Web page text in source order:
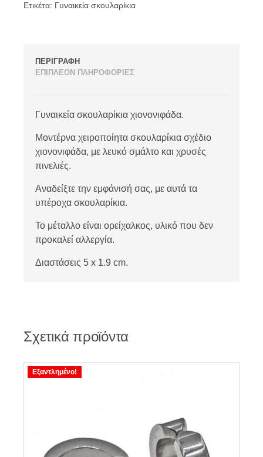
Ετικέτα: Γυναικεία σκουλαρίκια
ΠΕΡΙΓΡΑΦΗ
ΕΠΙΠΛΕΟΝ ΠΛΗΡΟΦΟΡΙΕΣ
Γυναικεία σκουλαρίκια χιονονιφάδα.
Μοντέρνα χειροποίητα σκουλαρίκια σχέδιο
χιονονιφάδα, με λευκό σμάλτο και χρυσές
πινελιές.
Αναδείξτε την εμφάνισή σας, με αυτά τα
υπέροχα σκουλαρίκια.
Το μέταλλο είναι ορείχαλκος, υλικό που δεν
προκαλεί αλλεργία.
Διαστάσεις 5 x 1.9 cm.
Σχετικά προϊόντα
Εξαντλημένο!